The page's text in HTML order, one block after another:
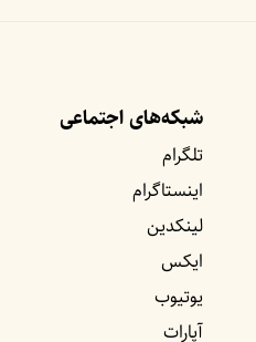
شبکه‌های اجتماعی
تلگرام
اینستاگرام
لینکدین
ایکس
یوتیوب
آپارات